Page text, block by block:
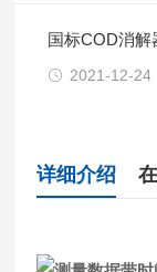
国标COD消解
2021-12-24
详细介绍